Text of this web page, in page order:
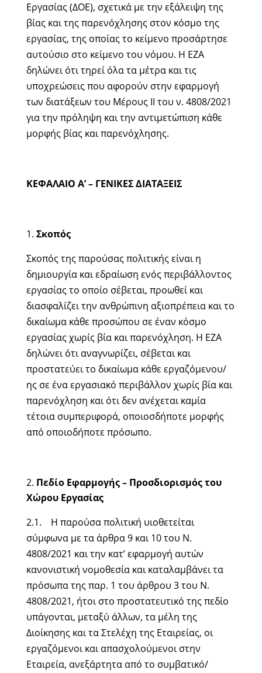
Εργασίας (ΔΟΕ), σχετικά με την εξάλειψη της
βίας και της παρενόχλησης στον κόσμο της
εργασίας, της οποίας το κείμενο προσάρτησε
αυτούσιο στο κείμενο του νόμου. Η ΕΖΑ
δηλώνει ότι τηρεί όλα τα μέτρα και τις
υποχρεώσεις που αφορούν στην εφαρμογή
των διατάξεων του Μέρους ΙΙ του ν. 4808/2021
για την πρόληψη και την αντιμετώπιση κάθε
μορφής βίας και παρενόχλησης.
ΚΕΦΑΛΑΙΟ Α’ – ΓΕΝΙΚΕΣ ΔΙΑΤΑΞΕΙΣ
Σκοπός
Σκοπός της παρούσας πολιτικής είναι η
δημιουργία και εδραίωση ενός περιβάλλοντος
εργασίας το οποίο σέβεται, προωθεί και
διασφαλίζει την ανθρώπινη αξιοπρέπεια και το
δικαίωμα κάθε προσώπου σε έναν κόσμο
εργασίας χωρίς βία και παρενόχληση. H ΕΖΑ
δηλώνει ότι αναγνωρίζει, σέβεται και
προστατεύει το δικαίωμα κάθε εργαζόμενου/
ης σε ένα εργασιακό περιβάλλον χωρίς βία και
παρενόχληση και ότι δεν ανέχεται καμία
τέτοια συμπεριφορά, οποιοσδήποτε μορφής
από οποιοδήποτε πρόσωπο.
Πεδίο Εφαρμογής – Προσδιορισμός του
Χώρου Εργασίας
2.1. Η παρούσα πολιτική υιοθετείται
σύμφωνα με τα άρθρα 9 και 10 του Ν.
4808/2021 και την κατ’ εφαρμογή αυτών
κανονιστική νομοθεσία και καταλαμβάνει τα
πρόσωπα της παρ. 1 του άρθρου 3 του Ν.
4808/2021, ήτοι στο προστατευτικό της πεδίο
υπάγονται, μεταξύ άλλων, τα μέλη της
Διοίκησης και τα Στελέχη της Εταιρείας, οι
εργαζόμενοι και απασχολούμενοι στην
Εταιρεία, ανεξάρτητα από το συμβατικό/